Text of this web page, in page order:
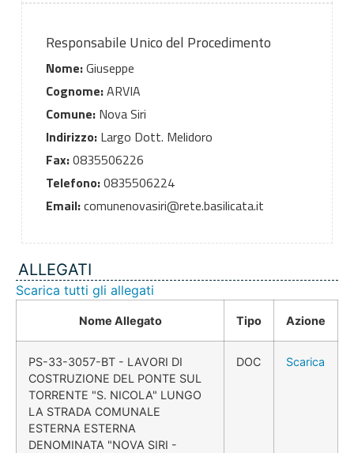
Responsabile Unico del Procedimento
Nome:Giuseppe
Cognome:ARVIA
Comune:Nova Siri
Indirizzo:Largo Dott. Melidoro
Fax:0835506226
Telefono:0835506224
Email:comunenovasiri@rete.basilicata.it
ALLEGATI
Scarica tutti gli allegati
Nome Allegato Tipo Azione
PS-33-3057-BT - LAVORI DI
COSTRUZIONE DEL PONTE SUL
TORRENTE "S. NICOLA" LUNGO
LA STRADA COMUNALE
ESTERNA ESTERNA
DENOMINATA "NOVA SIRI -
DOC Scarica